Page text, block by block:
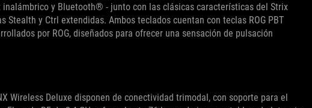
inalámbrico y Bluetooth® - junto con las clásicas características del Strix
Stealth y Ctrl extendidas. Ambos teclados cuentan con teclas ROG PBT
por ROG, diseñados para ofrecer una sensación de pulsación
Wireless Deluxe disponen de conectividad trimodal, con soporte para el